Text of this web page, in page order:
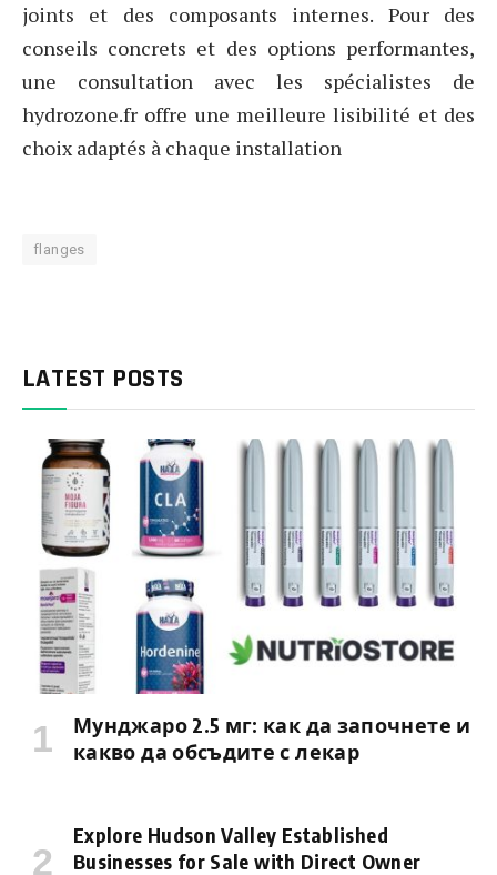
joints et des composants internes. Pour des
conseils concrets et des options performantes,
une consultation avec les spécialistes de
hydrozone.fr offre une meilleure lisibilité et des
choix adaptés à chaque installation
flanges
LATEST POSTS
Мунджаро 2.5 мг: как да започнете и
какво да обсъдите с лекар
Explore Hudson Valley Established
Businesses for Sale with Direct Owner